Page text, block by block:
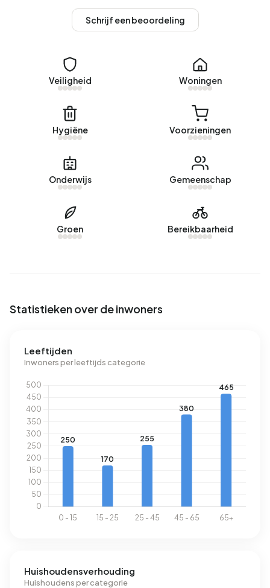
Mevrouw Vastgoed Makelaardij. Afgelopen jaar zijn er
geen woningen verkocht in Bovenbroek.
Momenteel zijn er geen woningen te huur in Bovenbroek.
De meest recentelijke woning is
Esdoornhof 80
jaar zijn er geen woningen verhuurd in Bovenbroek.
Geen recente verhuurdata beschikbaar voor Bovenbroek.
In Bovenbroek zijn er 651 adressen met een geregistreerd
energielabel. De meest voorkomende labels zijn C (46%),
A (17%) en D (16%). Gemiddeld verbruikt een adres in
Bovenbroek 2.660 kWh aan elektriciteit per jaar. Daarmee
Schrijf een beoordeling
Veiligheid Woningen
Hygiëne Voorzieningen
Onderwijs Gemeenschap
Groen Bereikbaarheid
Statistieken over de inwoners
Leeftijden
Inwoners per leeftijds categorie
Huishoudensverhouding
Huishoudens per categorie